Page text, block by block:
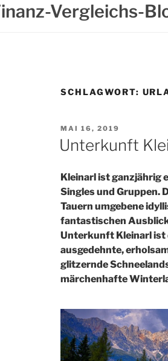
Vergleichs-
SCHLAGWORT:
VERÖFFENTLICHT
AM
MAI 16, 2019
Unterkunft
Kleinarl ist ganzjährig
Singles und Gruppen.
Tauern umgebene
fantastischen
Unterkunft Kleinarl
ausgedehnte,
glitzernde
märchenhafte